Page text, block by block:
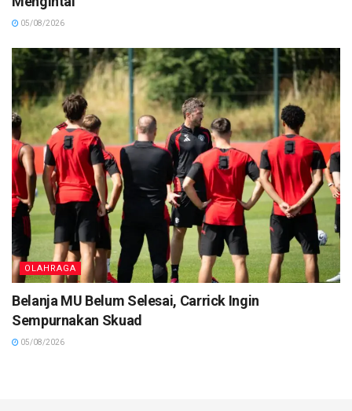
05/08/2026
OLAHRAGA
Belanja MU Belum Selesai, Carrick Ingin
Sempurnakan Skuad
05/08/2026